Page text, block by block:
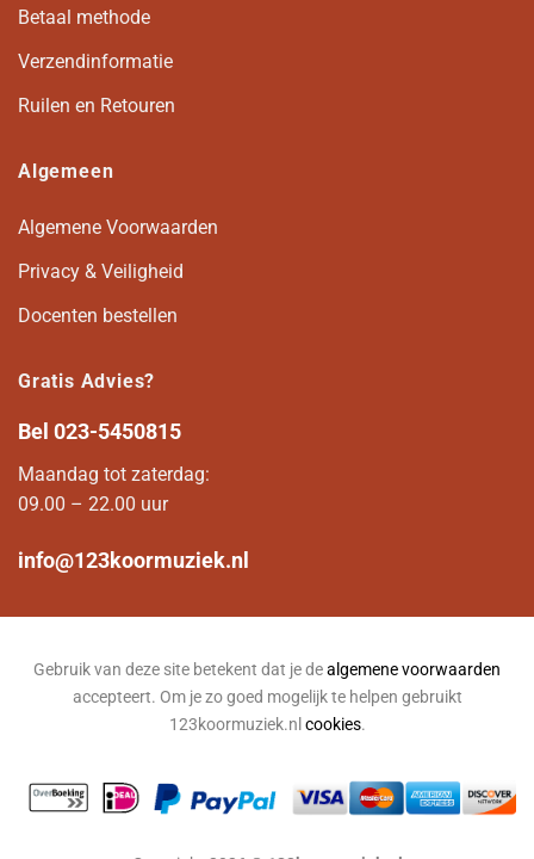
Betaal methode
Verzendinformatie
Ruilen en Retouren
Algemeen
Algemene Voorwaarden
Privacy & Veiligheid
Docenten bestellen
Gratis Advies?
Bel 023-5450815
Maandag tot zaterdag:
09.00 – 22.00 uur
info@123koormuziek.nl
Gebruik van deze site betekent dat je dealgemene voorwaarden
accepteert. Om je zo goed mogelijk te helpen gebruikt
123koormuziek.nl cookies.